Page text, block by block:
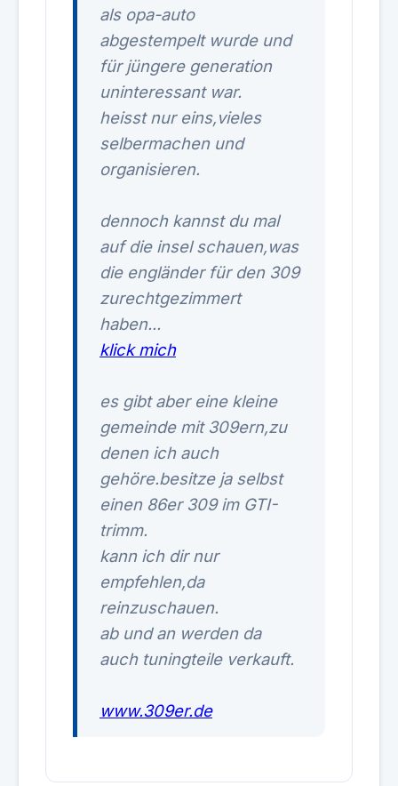
als opa-auto
abgestempelt wurde und
für jüngere generation
uninteressant war.
heisst nur eins,vieles
selbermachen und
organisieren.
dennoch kannst du mal
auf die insel schauen,was
die engländer für den 309
zurechtgezimmert
haben...
klick mich
es gibt aber eine kleine
gemeinde mit 309ern,zu
denen ich auch
gehöre.besitze ja selbst
einen 86er 309 im GTI-
trimm.
kann ich dir nur
empfehlen,da
reinzuschauen.
ab und an werden da
auch tuningteile verkauft.
www.309er.de